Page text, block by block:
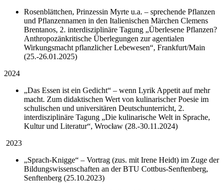
Rosenblättchen, Prinzessin Myrte u.a. – sprechende Pflanzen
und Pflanzennamen in den Italienischen Märchen Clemens
Brentanos, 2. interdisziplinäre Tagung „Überlesene Pflanzen?
Anthropozänkritische Überlegungen zur agentialen
Wirkungsmacht pflanzlicher Lebewesen“, Frankfurt/Main
(25.-26.01.2025)
2024
„Das Essen ist ein Gedicht“ – wenn Lyrik Appetit auf mehr
macht. Zum didaktischen Wert von kulinarischer Poesie im
schulischen und universitären Deutschunterricht, 2.
interdisziplinäre Tagung „Die kulinarische Welt in Sprache,
Kultur und Literatur“, Wrocław (28.-30.11.2024)
2023
„Sprach-Knigge“ – Vortrag (zus. mit Irene Heidt) im Zuge der
Bildungswissenschaften an der BTU Cottbus-Senftenberg,
Senftenberg (25.10.2023)